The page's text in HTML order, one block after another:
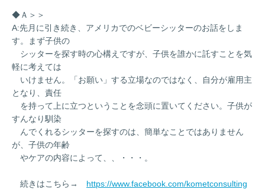
◆Ａ＞＞
A:先月に引き続き、アメリカでのベビーシッターのお話をしま
す。まず子供の
シッターを探す時の心構えですが、子供を誰かに託すことを気
軽に考えては
いけません。「お願い」する立場なのではなく、自分が雇用主
となり、責任
を持って上に立つということを念頭に置いてください。子供が
すんなり馴染
んでくれるシッターを探すのは、簡単なことではありません
が、子供の年齢
やケアの内容によって、、・・・。
続きはこちら→ https://www.facebook.com/kometconsulting